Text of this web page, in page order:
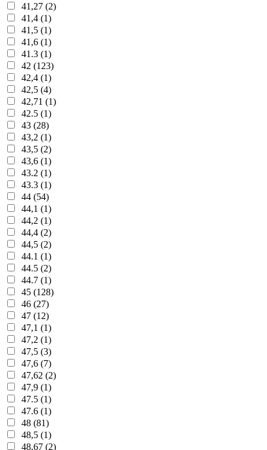
41,27 (2)
41,4 (1)
41,5 (1)
41,6 (1)
41.3 (1)
42 (123)
42,4 (1)
42,5 (4)
42,71 (1)
42.5 (1)
43 (28)
43,2 (1)
43,5 (2)
43,6 (1)
43.2 (1)
43.3 (1)
44 (54)
44,1 (1)
44,2 (1)
44,4 (2)
44,5 (2)
44.1 (1)
44.5 (2)
44.7 (1)
45 (128)
46 (27)
47 (12)
47,1 (1)
47,2 (1)
47,5 (3)
47,6 (7)
47,62 (2)
47,9 (1)
47.5 (1)
47.6 (1)
48 (81)
48,5 (1)
48,67 (2)